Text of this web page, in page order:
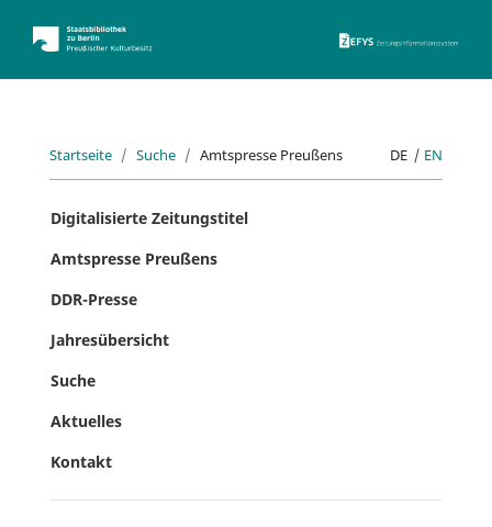
Startseite Suche Amtspresse Preußens DE | EN
Digitalisierte Zeitungstitel
Amtspresse Preußens
DDR-Presse
Jahresübersicht
Suche
Aktuelles
Kontakt